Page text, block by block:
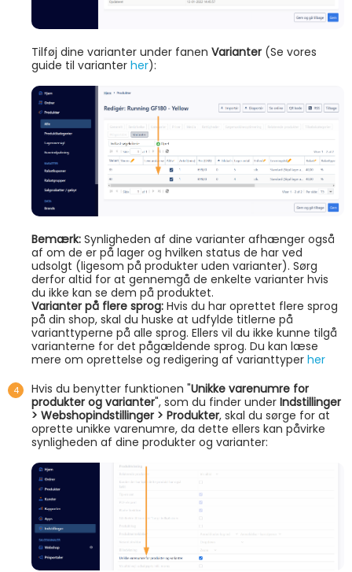
Tilføj dine varianter under fanen Varianter (Se vores
guide til varianter her):
Bemærk: Synligheden af dine varianter afhænger også
af om de er på lager og hvilken status de har ved
udsolgt (ligesom på produkter uden varianter). Sørg
derfor altid for at gennemgå de enkelte varianter hvis
du ikke kan se dem på produktet.
Varianter på flere sprog: Hvis du har oprettet flere sprog
på din shop, skal du huske at udfylde titlerne på
varianttyperne på alle sprog. Ellers vil du ikke kunne tilgå
varianterne for det pågældende sprog. Du kan læse
mere om oprettelse og redigering af varianttyper her
Hvis du benytter funktionen "Unikke varenumre for
produkter og varianter", som du finder under Indstillinger
> Webshopindstillinger > Produkter, skal du sørge for at
oprette unikke varenumre, da dette ellers kan påvirke
synligheden af dine produkter og varianter: